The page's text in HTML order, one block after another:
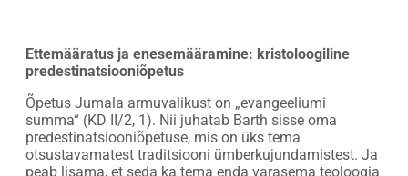
Ettemääratus ja enesemääramine: kristoloogiline
predestinatsiooniõpetus
Õpetus Jumala armuvalikust on „evangeeliumi
summa“ (KD II/2, 1). Nii juhatab Barth sisse oma
predestinatsiooniõpetuse, mis on üks tema
otsustavamatest traditsiooni ümberkujundamistest. Ja
peab lisama, et seda ka tema enda varasema teoloogia